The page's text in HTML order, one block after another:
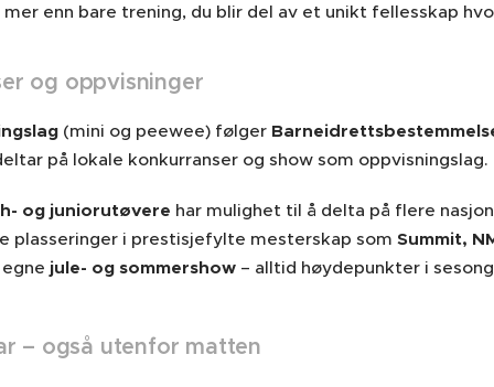
mer enn bare trening, du blir del av et unikt fellesskap
og oppvisninger
(mini og peewee) følger
på lokale konkurranser og show som oppvisningslag.
og juniorutøvere har mulighet til å delta på flere
plasseringer i prestisjefylte mesterskap som Summit,
jule- og sommershow – alltid høydepunkter i
– også utenfor matten